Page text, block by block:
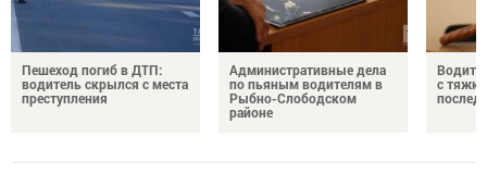
Пешеход погиб в ДТП:
водитель скрылся с места
преступления
Административные дела
по пьяным водителям в
Рыбно-Слободском
районе
с